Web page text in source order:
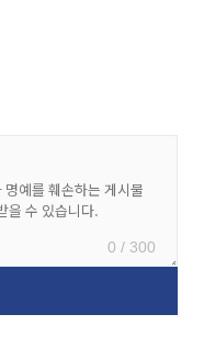
0 / 300